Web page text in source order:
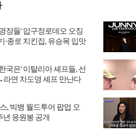
장들' 압구정로데오 오징
·종로 치킨집, 유승목 입맛
국은' 이탈리아 셰프들, 선
연 차도영 셰프 만난다
, 빅뱅 월드투어 팝업 오
응원봉 공개